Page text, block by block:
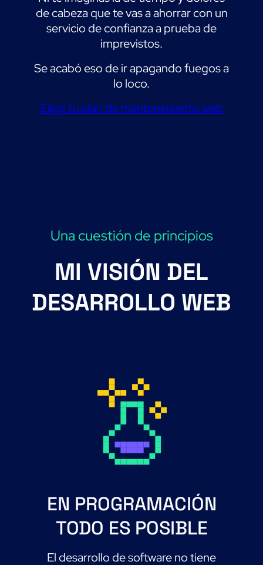
de cabeza que te vas a ahorrar con un
servicio de confianza a prueba de
imprevistos.
Se acabó eso de ir apagando fuegos a
lo loco.
Elige tu plan de mantenimiento web
Una cuestión de principios
MI VISIÓN DEL
DESARROLLO WEB
EN PROGRAMACIÓN
TODO ES POSIBLE
El desarrollo de software no tiene